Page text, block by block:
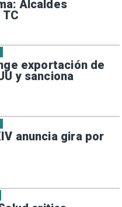
Alcaldes
exportación de
y sanciona
anuncia gira por